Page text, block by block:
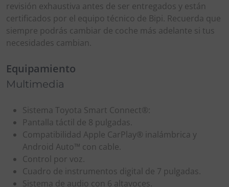
revisión exhaustiva antes de ser entregados y están
certificados por el equipo técnico de Bipi. Recuerda que
siempre podrás cambiar de coche más adelante si tus
necesidades cambian.
Equipamiento
Multimedia
Sistema Toyota Smart Connect®:
Pantalla táctil de 8 pulgadas.
Compatibilidad Apple CarPlay® inalámbrica y
Android Auto™ con cable.
Control por voz.
Cuadro de instrumentos digital de 7 pulgadas.
Sistema de audio con 6 altavoces.